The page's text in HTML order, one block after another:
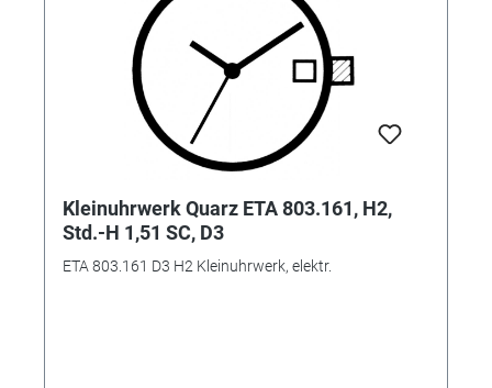
Kleinuhrwerk Quarz ETA 803.161, H2,
Std.-H 1,51 SC, D3
ETA 803.161 D3 H2 Kleinuhrwerk, elektr.